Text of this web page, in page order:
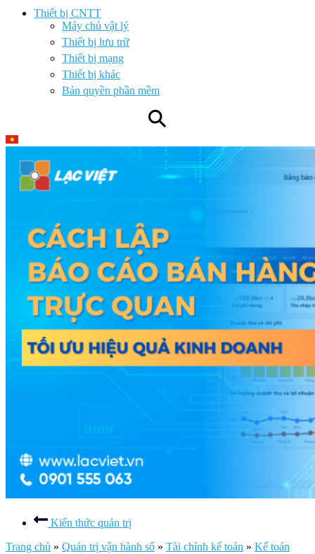
Thiết bị CNTT
Máy chủ vật lý
Thiết bị lưu trữ
Thiết bị mạng
Thiết bị khác
Bản quyền phần mềm
⚲
Kiến thức quản trị
Trang chủ » Quản trị vận hành số » Tài chính kế toán » Kế toán